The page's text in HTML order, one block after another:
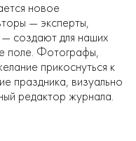
новое
— эксперты,
— создают для наших
поле. Фотографы,
прикоснуться к
праздника, визуально
редактор журнала.